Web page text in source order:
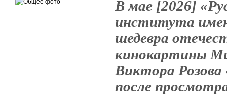
В мае [2026]
института
шедевра
кинокартины
Виктора
после